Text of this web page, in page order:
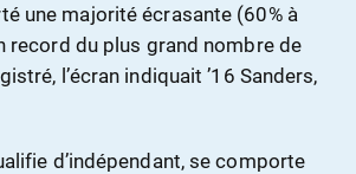
une majorité écrasante (60% à
record du plus grand nombre de
l’écran indiquait ’16 Sanders,
d’indépendant, se comporte